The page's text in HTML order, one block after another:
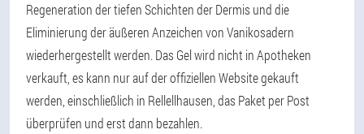
Regeneration der tiefen Schichten der Dermis und die
Eliminierung der äußeren Anzeichen von Vanikosadern
wiederhergestellt werden. Das Gel wird nicht in Apotheken
verkauft, es kann nur auf der offiziellen Website gekauft
werden, einschließlich in Rellellhausen, das Paket per Post
überprüfen und erst dann bezahlen.